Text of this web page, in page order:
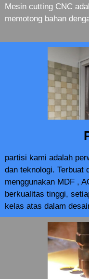
Mesin cutting CNC
memotong bahan
partisi kami adalah
dan teknologi. Terbuat
menggunakan MDF ,
berkualitas tinggi,
kelas atas dalam